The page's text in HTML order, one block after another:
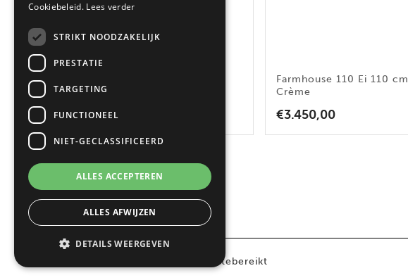
zwart
€2.750,00
Farmhouse 110 Ei 110 cm
Crème
€3.450,00
Onderhoud: Websitebereikt
Cookiebeleid. Lees verder
STRIKT NOODZAKELIJK
PRESTATIE
TARGETING
FUNCTIONEEL
NIET-GECLASSIFICEERD
ALLES ACCEPTEREN
ALLES AFWIJZEN
DETAILS WEERGEVEN